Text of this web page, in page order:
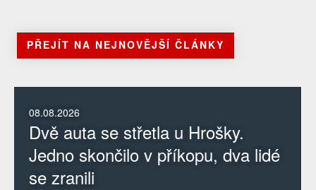
PŘEJÍT NA NEJNOVĚJŠÍ ČLÁNKY
08.08.2026
Dvě auta se střetla u Hrošky.
Jedno skončilo v příkopu, dva lidé
se zranili